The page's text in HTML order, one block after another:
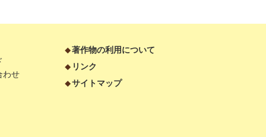
わせ
著作物の利用について
リンク
サイトマップ